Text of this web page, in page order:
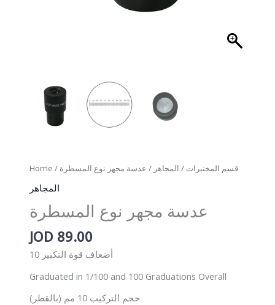
Home / قسم المختبرات / المجاهر / عدسة مجهر نوع المسطرة
المجاهر
عدسة مجهر نوع المسطرة
JOD 89.00
10 أضعاف قوة التكبير
Graduated in 1/100 and 100 Graduations Overall
حجم التركيب 10 مم (بالقطر)